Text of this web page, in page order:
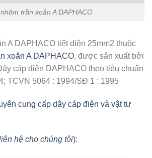
trần xoắn A DAPHACO
A DAPHACO tiết diện 25mm2 thuộc
xoắn A DAPHACO, được sản xuất bởi
cáp điện DAPHACO theo tiêu chuẩn
TCVN 5064 : 1994/SĐ 1 : 1995
cung cấp dây cáp điện và vật tư
hệ cho chúng tôi):